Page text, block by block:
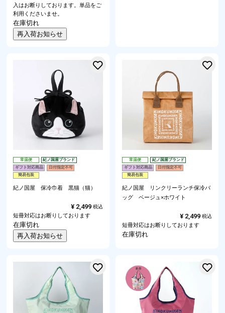
入はお断りしております。単品をご
利用くださいませ。
在庫切れ
再入荷お知らせ
常温便
紀ノ国屋ブランド
ギフト対応商品
日付指定不可
簡易包装
紀ノ国屋 保冷巾着 黒猫（猫）
¥ 2,499 税込
短冊対応はお断りしております
在庫切れ
再入荷お知らせ
常温便
紀ノ国屋ブランド
ギフト対応商品
日付指定不可
簡易包装
紀ノ国屋 リンクリーランチ保冷バ
ッグ ベージュ×ホワイト
¥ 2,499 税込
短冊対応はお断りしております
在庫切れ